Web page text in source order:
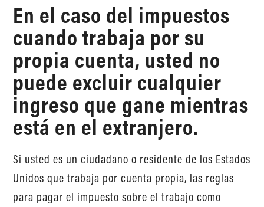
En el caso del impuestos
cuando trabaja por su
propia cuenta, usted no
puede excluir cualquier
ingreso que gane mientras
está en el extranjero.
Si usted es un ciudadano o residente de los Estados
Unidos que trabaja por cuenta propia, las reglas
para pagar el impuesto sobre el trabajo como